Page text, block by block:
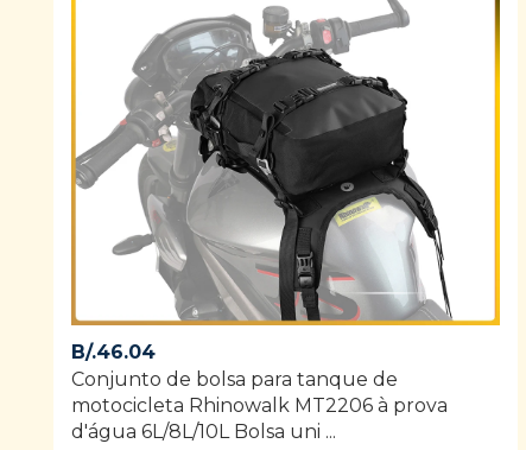
B/.46.04
Conjunto de bolsa para tanque de
motocicleta Rhinowalk MT2206 à prova
d'água 6L/8L/10L Bolsa uni ...